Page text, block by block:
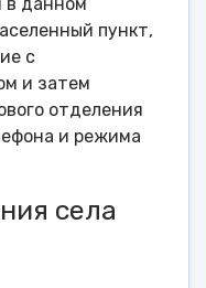
в данном
пункт,
с
и затем
отделения
и режима
села